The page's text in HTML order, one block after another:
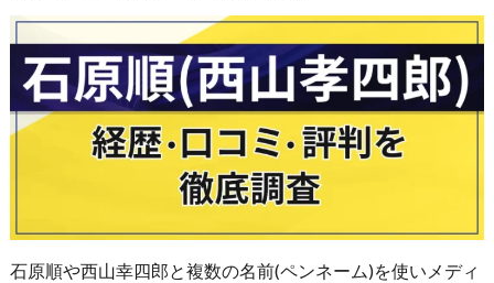
石原順や西山幸四郎と複数の名前(ペンネーム)を使いメディ